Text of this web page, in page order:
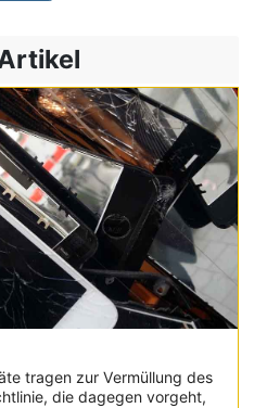
tragen zur Vermüllung des
die dagegen vorgeht,